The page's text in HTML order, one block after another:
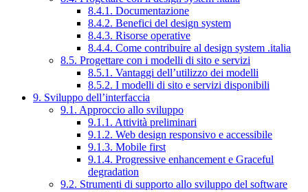
8.4.1. Documentazione
8.4.2. Benefici del design system
8.4.3. Risorse operative
8.4.4. Come contribuire al design system .italia
8.5. Progettare con i modelli di sito e servizi
8.5.1. Vantaggi dell’utilizzo dei modelli
8.5.2. I modelli di sito e servizi disponibili
9. Sviluppo dell’interfaccia
9.1. Approccio allo sviluppo
9.1.1. Attività preliminari
9.1.2. Web design responsivo e accessibile
9.1.3. Mobile first
9.1.4. Progressive enhancement e Graceful
degradation
9.2. Strumenti di supporto allo sviluppo del software